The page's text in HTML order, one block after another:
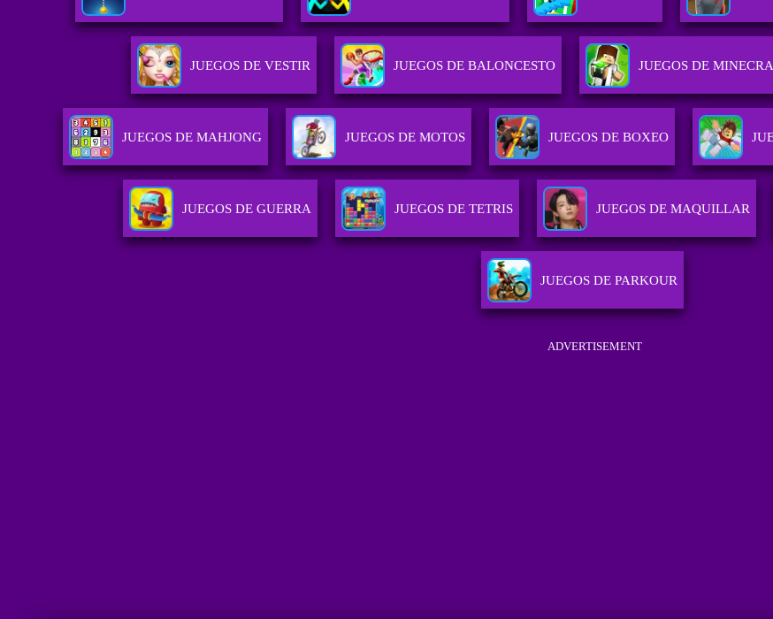
JUEGOS DE VESTIR JUEGOS DE BALONCESTO JUEGOS DE
JUEGOS DE MAHJONG JUEGOS DE MOTOS JUEGOS DE BOXEO
JUEGOS DE GUERRA JUEGOS DE TETRIS JUEGOS DE MAQUILLAR
JUEGOS DE PARKOUR
ADVERTISEMENT